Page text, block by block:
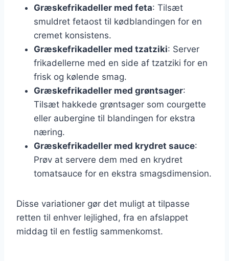
Græskefrikadeller med feta: Tilsæt
smuldret fetaost til kødblandingen for en
cremet konsistens.
Græskefrikadeller med tzatziki: Server
frikadellerne med en side af tzatziki for en
frisk og kølende smag.
Græskefrikadeller med grøntsager:
Tilsæt hakkede grøntsager som courgette
eller aubergine til blandingen for ekstra
næring.
Græskefrikadeller med krydret sauce:
Prøv at servere dem med en krydret
tomatsauce for en ekstra smagsdimension.
Disse variationer gør det muligt at tilpasse
retten til enhver lejlighed, fra en afslappet
middag til en festlig sammenkomst.